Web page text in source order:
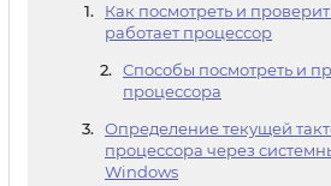
Как посмотреть и
работает процессор
Способы посмотреть и
процессора
Определение текущей
процессора через
Windows